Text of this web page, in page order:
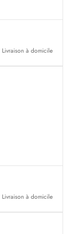
Livraison à domicile
Livraison à domicile